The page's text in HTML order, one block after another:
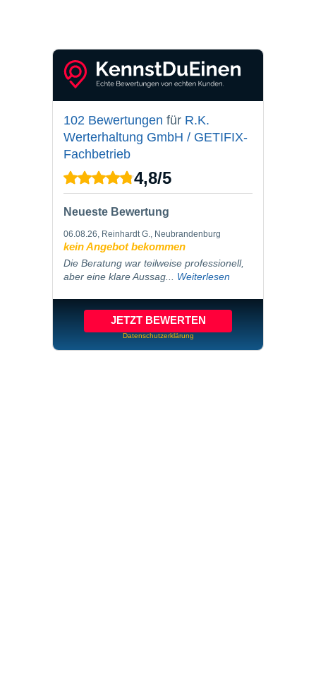
102 Bewertungen für R.K.
Werterhaltung GmbH / GETIFIX-
Fachbetrieb
4,8/5
Neueste Bewertung
06.08.26 , Reinhardt G., Neubrandenburg
kein Angebot bekommen
Die Beratung war teilweise professionell,
aber eine klare Aussag... Weiterlesen
JETZT BEWERTEN
Datenschutzerklärung